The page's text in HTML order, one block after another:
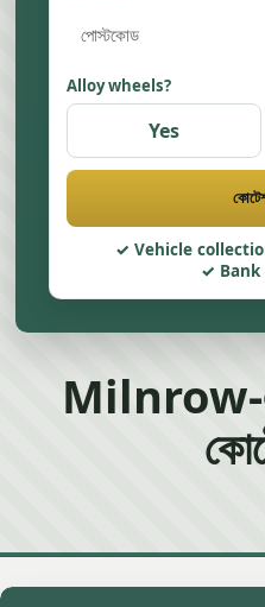
Alloy wheels?
Yes
Vehicle
Milnrow-এ